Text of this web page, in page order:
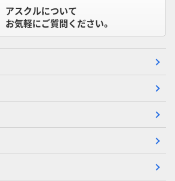
アスクルについて
お気軽にご質問ください。